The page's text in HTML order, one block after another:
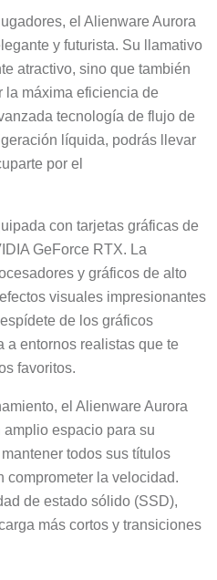
el Alienware Aurora
y futurista. Su llamativo
atractivo, sino que también
la máxima eficiencia de
tecnología de flujo de
líquida, podrás llevar
por el
con tarjetas gráficas de
GeForce RTX. La
y gráficos de alto
visuales impresionantes
de los gráficos
a entornos realistas que te
favoritos.
el Alienware Aurora
espacio para su
todos sus títulos
comprometer la velocidad.
de estado sólido (SSD),
más cortos y transiciones